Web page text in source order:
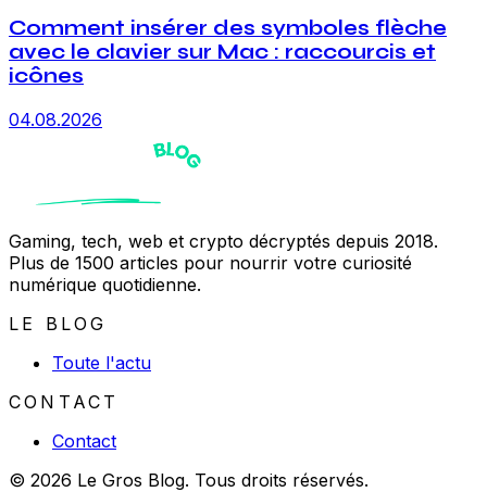
Comment insérer des symboles flèche
avec le clavier sur Mac : raccourcis et
icônes
04.08.2026
Gaming, tech, web et crypto décryptés depuis 2018.
Plus de 1500 articles pour nourrir votre curiosité
numérique quotidienne.
LE BLOG
Toute l'actu
CONTACT
Contact
© 2026 Le Gros Blog. Tous droits réservés.